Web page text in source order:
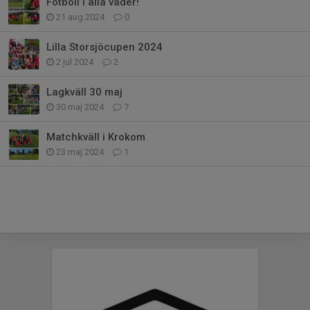
21 aug 2024 0
Lilla Storsjöcupen 2024
2 jul 2024 2
Lagkväll 30 maj
30 maj 2024 7
Matchkväll i Krokom
23 maj 2024 1